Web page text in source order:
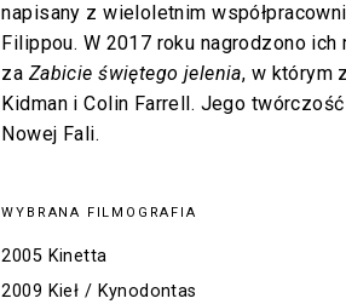
napisany z wieloletnim
Filippou. W 2017 roku nagrodzono
za Zabicie świętego jelenia, w którym
Kidman i Colin Farrell. Jego
Nowej Fali.
WYBRANA FILMOGRAFIA
2005 Kinetta
2009 Kieł / Kynodontas